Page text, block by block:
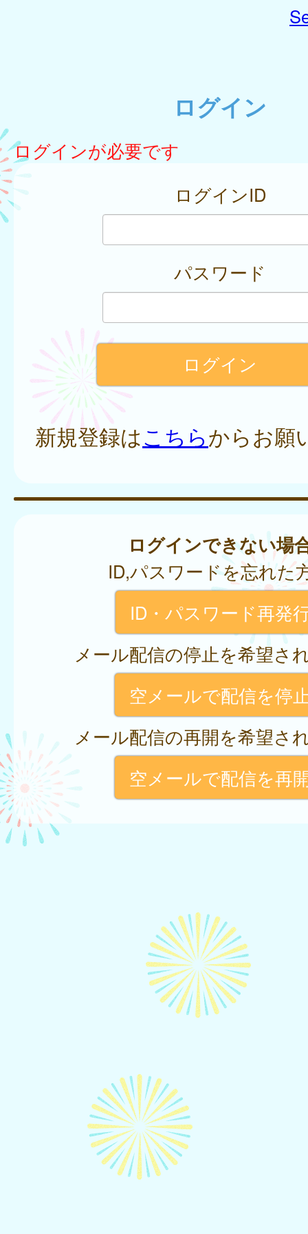
ログイン
ログインが必要です
ログインID
パスワード
新規登録はこちらからお願
ログインできない場
ID,パスワードを忘れた
ID・パスワード再発
メール配信の停止を希望さ
空メールで配信を停
メール配信の再開を希望さ
空メールで配信を再